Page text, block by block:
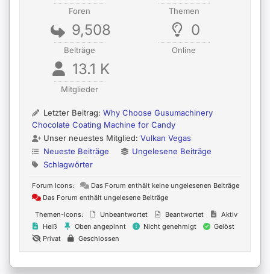
Foren Themen
9,508
Beiträge
0
Online
13.1 K
Mitglieder
Letzter Beitrag: Why Choose Gusumachinery
Chocolate Coating Machine for Candy
Unser neuestes Mitglied: Vulkan Vegas
Neueste Beiträge
Ungelesene Beiträge
Schlagwörter
Forum Icons:
Das Forum enthält keine ungelesenen Beiträge
Das Forum enthält ungelesene Beiträge
Themen-Icons:
Unbeantwortet Beantwortet
Aktiv
Heiß
Oben angepinnt Nicht genehmigt
Gelöst
Privat
Geschlossen